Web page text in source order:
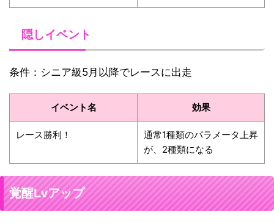
隠しイベント
条件：シニア級5月以降でレースに出走
イベント名 効果
レース勝利！
通常1種類のパラメータ上昇
が、2種類になる
覚醒Lvアップ